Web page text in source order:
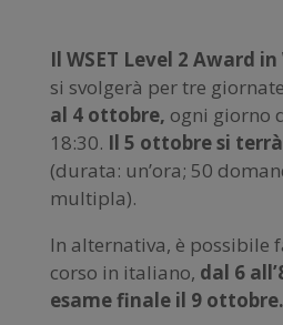
Il WSET Level 2 Award in
si svolgerà per tre
al 4 ottobre, ogni giorno
18:30. Il 5 ottobre si
(durata: un’ora; 50
multipla).
In alternativa, è possibile
corso in italiano, dal 6
esame finale il 9 ottobre.